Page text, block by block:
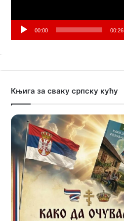
00:00 00:26
Књига за сваку српску кућу